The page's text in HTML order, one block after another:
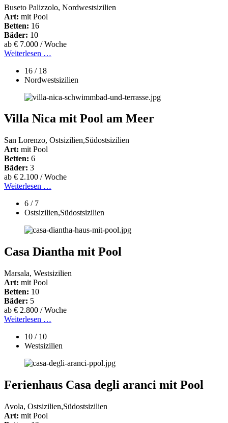
Buseto Palizzolo, Nordwestsizilien
Art: mit Pool
Betten: 16
Bäder: 10
ab € 7.000 / Woche
Weiterlesen …
16 / 18
Nordwestsizilien
Villa Nica mit Pool am Meer
San Lorenzo, Ostsizilien,Südostsizilien
Art: mit Pool
Betten: 6
Bäder: 3
ab € 2.100 / Woche
Weiterlesen …
6 / 7
Ostsizilien,Südostsizilien
Casa Diantha mit Pool
Marsala, Westsizilien
Art: mit Pool
Betten: 10
Bäder: 5
ab € 2.800 / Woche
Weiterlesen …
10 / 10
Westsizilien
Ferienhaus Casa degli aranci mit Pool
Avola, Ostsizilien,Südostsizilien
Art: mit Pool